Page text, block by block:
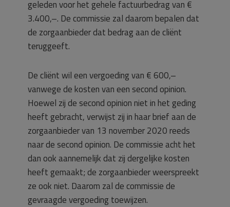
geleden voor het gehele factuurbedrag van €
3.400,–. De commissie zal daarom bepalen dat
de zorgaanbieder dat bedrag aan de cliënt
teruggeeft.
De cliënt wil een vergoeding van € 600,–
vanwege de kosten van een second opinion.
Hoewel zij de second opinion niet in het geding
heeft gebracht, verwijst zij in haar brief aan de
zorgaanbieder van 13 november 2020 reeds
naar de second opinion. De commissie acht het
dan ook aannemelijk dat zij dergelijke kosten
heeft gemaakt; de zorgaanbieder weerspreekt
ze ook niet. Daarom zal de commissie de
gevraagde vergoeding toewijzen.